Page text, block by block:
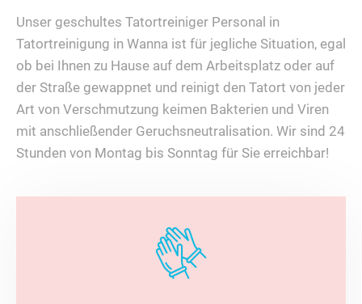
Unser geschultes Tatortreiniger Personal in
Tatortreinigung in Wanna ist für jegliche Situation, egal
ob bei Ihnen zu Hause auf dem Arbeitsplatz oder auf
der Straße gewappnet und reinigt den Tatort von jeder
Art von Verschmutzung keimen Bakterien und Viren
mit anschließender Geruchsneutralisation. Wir sind 24
Stunden von Montag bis Sonntag für Sie erreichbar!